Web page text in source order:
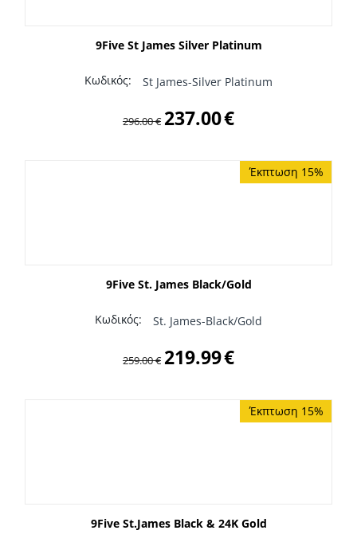
9Five St James Silver Platinum
Κωδικός: St James-Silver Platinum
296.00€ 237.00€
Έκπτωση 15%
9Five St. James Black/Gold
Κωδικός: St. James-Black/Gold
259.00€ 219.99€
Έκπτωση 15%
9Five St.James Black & 24K Gold